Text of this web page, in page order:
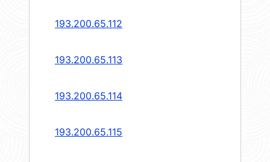
193.200.65.112
193.200.65.113
193.200.65.114
193.200.65.115